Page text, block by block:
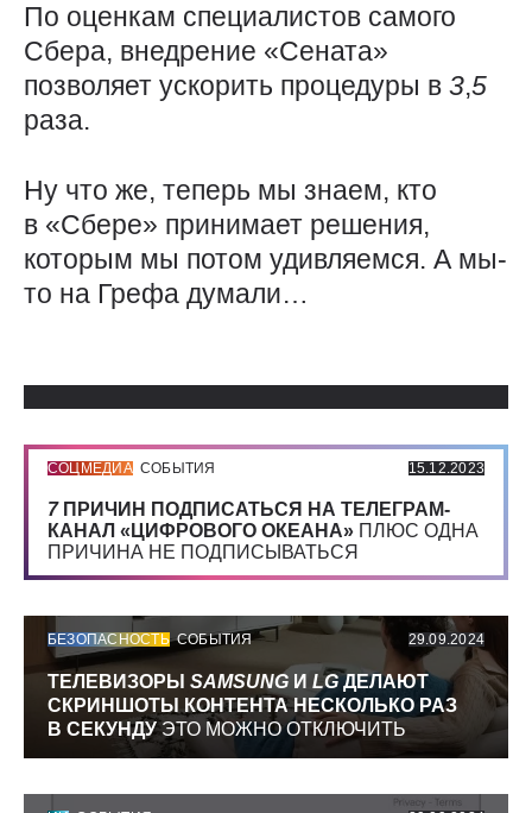
По оценкам специалистов самого
Сбера, внедрение «Сената»
позволяет ускорить процедуры в 3,5
раза.
Ну что же, теперь мы знаем, кто
в «Сбере» принимает решения,
которым мы потом удивляемся. А мы-
то на Грефа думали…
СОЦМЕДИА СОБЫТИЯ 15.12.2023
7 ПРИЧИН ПОДПИСАТЬСЯ НА ТЕЛЕГРАМ-
КАНАЛ «ЦИФРОВОГО ОКЕАНА» ПЛЮС ОДНА
ПРИЧИНА НЕ ПОДПИСЫВАТЬСЯ
БЕЗОПАСНОСТЬ СОБЫТИЯ 29.09.2024
ТЕЛЕВИЗОРЫ SAMSUNG И LGДЕЛАЮТ
СКРИНШОТЫ КОНТЕНТА НЕСКОЛЬКО РАЗ
В СЕКУНДУЭТО МОЖНО ОТКЛЮЧИТЬ